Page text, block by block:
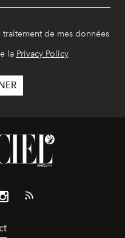
de mes données
la Privacy Policy